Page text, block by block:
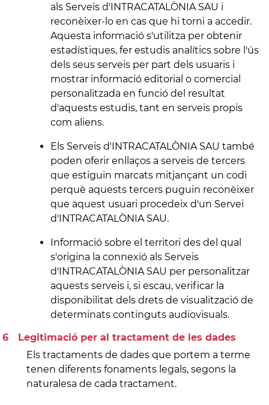
als Serveis d'INTRACATALÒNIA SAU i
reconèixer-lo en cas que hi torni a accedir.
Aquesta informació s'utilitza per obtenir
estadístiques, fer estudis analítics sobre l'ús
dels seus serveis per part dels usuaris i
mostrar informació editorial o comercial
personalitzada en funció del resultat
d'aquests estudis, tant en serveis propis
com aliens.
Els Serveis d'INTRACATALÒNIA SAU també
poden oferir enllaços a serveis de tercers
que estiguin marcats mitjançant un codi
perquè aquests tercers puguin reconèixer
que aquest usuari procedeix d'un Servei
d'INTRACATALÒNIA SAU.
Informació sobre el territori des del qual
s'origina la connexió als Serveis
d'INTRACATALÒNIA SAU per personalitzar
aquests serveis i, si escau, verificar la
disponibilitat dels drets de visualització de
determinats continguts audiovisuals.
Legitimació per al tractament de les dades
Els tractaments de dades que portem a terme
tenen diferents fonaments legals, segons la
naturalesa de cada tractament.